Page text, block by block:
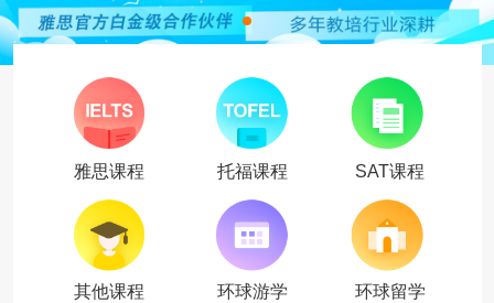
雅思课程 托福课程 SAT课程
其他课程 环球游学 环球留学